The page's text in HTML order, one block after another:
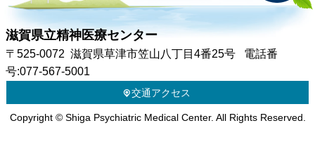
滋賀県立精神医療センター
〒525-0072 滋賀県草津市笠山八丁目4番25号
電話番
号:077-567-5001
交通アクセス
Copyright © Shiga Psychiatric Medical Center. All Rights Reserved.